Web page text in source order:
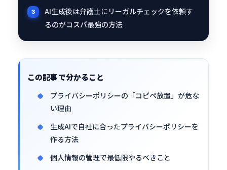
AI生成後は弁護士にリーガルチェックを依頼す
るのがコスパ最強の方法
この記事で分かること
プライバシーポリシーの「コピペ放置」が危な
い理由
生成AIで自社に合ったプライバシーポリシーを
作る方法
個人情報の管理で最低限やるべきこと